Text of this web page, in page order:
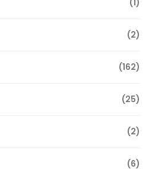
(1)
(2)
(162)
(25)
(2)
(6)